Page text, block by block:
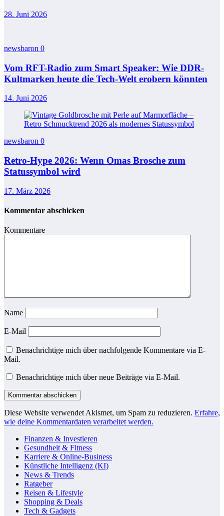
28. Juni 2026
newsbaron 0
Vom RFT-Radio zum Smart Speaker: Wie DDR-
Kultmarken heute die Tech-Welt erobern könnten
14. Juni 2026
newsbaron 0
Retro-Hype 2026: Wenn Omas Brosche zum
Statussymbol wird
17. März 2026
Kommentar abschicken
Kommentare
Name
E-Mail
Benachrichtige mich über nachfolgende Kommentare via E-
Mail.
Benachrichtige mich über neue Beiträge via E-Mail.
Diese Website verwendet Akismet, um Spam zu reduzieren. Erfahre,
wie deine Kommentardaten verarbeitet werden.
Finanzen & Investieren
Gesundheit & Fitness
Karriere & Online-Business
Künstliche Intelligenz (KI)
News & Trends
Ratgeber
Reisen & Lifestyle
Shopping & Deals
Tech & Gadgets